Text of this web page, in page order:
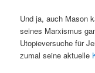
Und ja, auch Mason
seines Marxismus
Utopieversuche für
zumal seine aktuelle